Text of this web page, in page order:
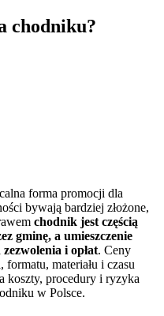
chodniku?
forma promocji dla
bywają bardziej złożone,
chodnik jest częścią
gminę, a umieszczenie
i opłat. Ceny
materiału i czasu
koszty, procedury i ryzyka
w Polsce.